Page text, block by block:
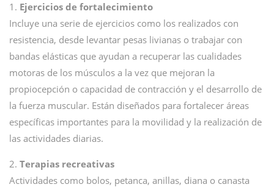
1. Ejercicios de fortalecimiento
Incluye una serie de ejercicios como los realizados con
resistencia, desde levantar pesas livianas o trabajar con
bandas elásticas que ayudan a recuperar las cualidades
motoras de los músculos a la vez que mejoran la
propiocepción o capacidad de contracción y el desarrollo de
la fuerza muscular. Están diseñados para fortalecer áreas
específicas importantes para la movilidad y la realización de
las actividades diarias.
2. Terapias recreativas
Actividades como bolos, petanca, anillas, diana o canasta